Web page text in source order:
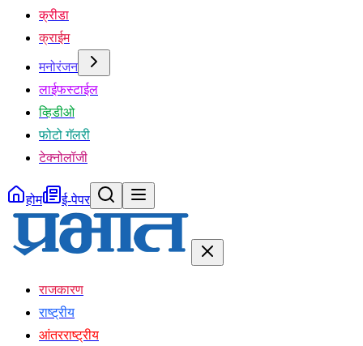
क्रीडा
क्राईम
मनोरंजन
लाईफस्टाईल
व्हिडीओ
फोटो गॅलरी
टेक्नोलॉजी
होम ई-पेपर
राजकारण
राष्ट्रीय
आंतरराष्ट्रीय